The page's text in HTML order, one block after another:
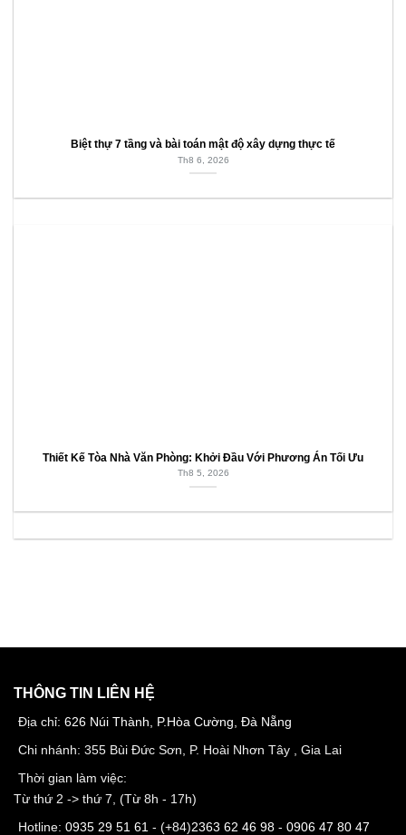
Biệt thự 7 tầng và bài toán mật độ xây dựng thực tế
Th8 6, 2026
Thiết Kế Tòa Nhà Văn Phòng: Khởi Đầu Với Phương Án Tối Ưu
Th8 5, 2026
THÔNG TIN LIÊN HỆ
Địa chỉ: 626 Núi Thành, P.Hòa Cường, Đà Nẵng
Chi nhánh: 355 Bùi Đức Sơn, P. Hoài Nhơn Tây , Gia Lai
Thời gian làm việc:
Từ thứ 2 -> thứ 7, (Từ 8h - 17h)
Hotline: 0935 29 51 61 - (+84)2363 62 46 98 - 0906 47 80 47